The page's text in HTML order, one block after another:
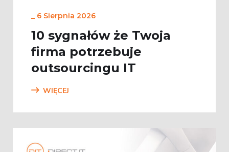
_ 6 Sierpnia 2026
10 sygnałów że Twoja
firma potrzebuje
outsourcingu IT
WIĘCEJ